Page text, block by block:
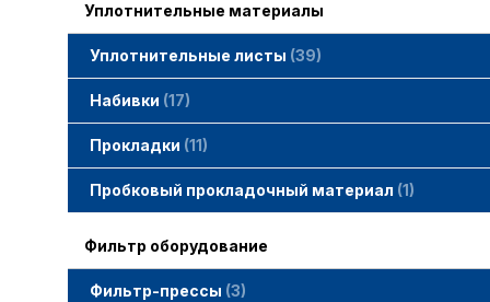
Уплотнительные материалы
Уплотнительные листы 39
Набивки 17
Прокладки 11
Пробковый прокладочный материал 1
Фильтр оборудование
Фильтр-прессы 3